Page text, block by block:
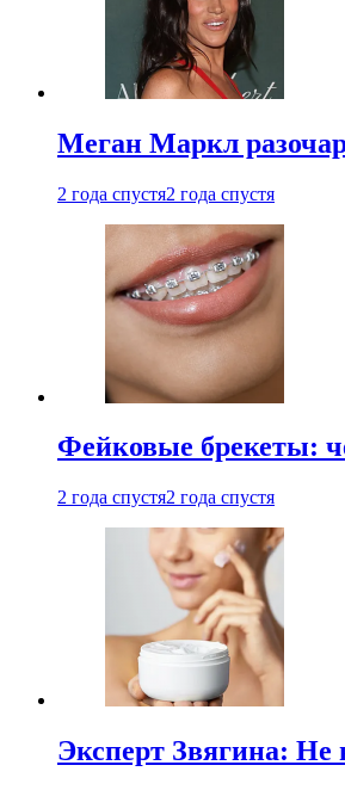
Меган Маркл
2 года спустя2 года спустя
Фейковые брекеты:
2 года спустя2 года спустя
Эксперт Звягина: Не